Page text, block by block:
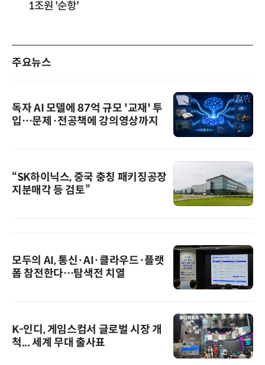
1조원 '순항'
주요뉴스
독자 AI 모델에 87억 규모 '교재' 투
입…문제·전공책에 강의영상까지
“SK하이닉스, 중국 충칭 패키징공장
지분매각 등 검토”
모두의 AI, 통신·AI·클라우드·플랫
폼 참전한다…탐색전 치열
K-인디, 게임스컴서 글로벌 시장 개
척... 세계 무대 출사표